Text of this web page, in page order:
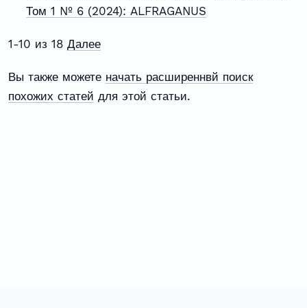
Том 1 № 6 (2024): ALFRAGANUS
1-10 из 18 Далее
Вы также можете начать расширеннвй поиск
похожих статей для этой статьи.